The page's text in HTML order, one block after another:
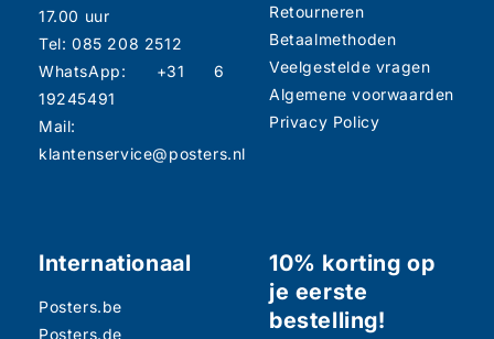
17.00 uur
Tel: 085 208 2512
WhatsApp: +31 6
19245491
Mail:
klantenservice@posters.nl
Retourneren
Betaalmethoden
Veelgestelde vragen
Algemene voorwaarden
Privacy Policy
Internationaal
Posters.be
Posters.de
10% korting op
je eerste
bestelling!